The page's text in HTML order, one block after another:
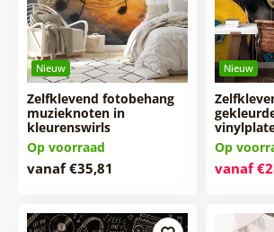
Nieuw
Zelfklevend fotobehang
muzieknoten in
kleurenswirls
Op voorraad
vanaf €35,81
Nieuw
Op
vanaf